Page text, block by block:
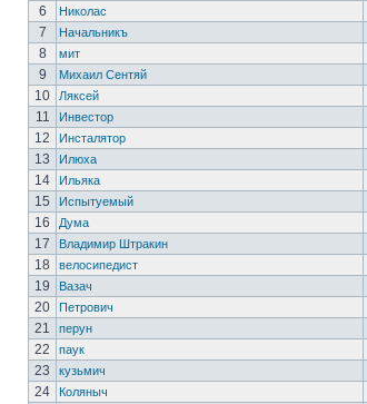
6
Николас
7
Начальникъ
8
мит
9
Михаил Сентяй
10
Ляксей
11
Инвестор
12
Инсталятор
13
Илюха
14
Ильяка
15
Испытуемый
16
Дума
17
Владимир Штракин
18
велосипедист
19
Вазач
20
Петрович
21
перун
22
паук
23
кузьмич
24
Коляныч